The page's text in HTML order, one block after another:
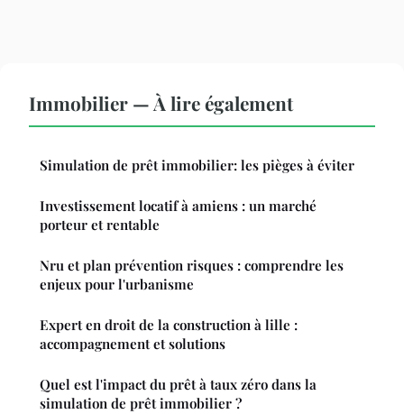
Immobilier — À lire également
Simulation de prêt immobilier: les pièges à éviter
Investissement locatif à amiens : un marché
porteur et rentable
Nru et plan prévention risques : comprendre les
enjeux pour l'urbanisme
Expert en droit de la construction à lille :
accompagnement et solutions
Quel est l'impact du prêt à taux zéro dans la
simulation de prêt immobilier ?